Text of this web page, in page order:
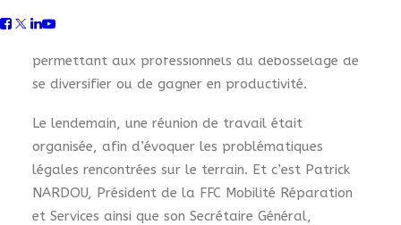
démonstrations de produits spécifiques au métier
permettant aux professionnels du débosselage de
se diversifier ou de gagner en productivité.
Le lendemain, une réunion de travail était
organisée, afin d’évoquer les problématiques
légales rencontrées sur le terrain. Et c’est Patrick
NARDOU, Président de la FFC Mobilité Réparation
et Services ainsi que son Secrétaire Général,